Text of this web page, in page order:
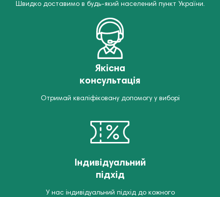
Швидко доставимо в будь-який населений пункт України.
Якісна
консультація
Отримай кваліфіковану допомогу у виборі
Індивідуальний
підхід
У нас індивідуальний підхід до кожного